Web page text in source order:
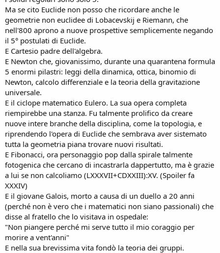
Ma se cito Euclide non posso che ricordare anche le
geometrie non euclidee di Lobacevskij e Riemann, che
nell'800 aprono a nuove prospettive semplicemente negando
il 5° postulati di Euclide.
E Cartesio padre dell'algebra.
E Newton che, giovanissimo, durante una quarantena formula
5 enormi pilastri: leggi della dinamica, ottica, binomio di
Newton, calcolo differenziale e la teoria della gravitazione
universale.
E il ciclope matematico Eulero. La sua opera completa
riempirebbe una stanza. Fu talmente prolifico da creare
nuove intere branche della disciplina, come la topologia, e
riprendendo l'opera di Euclide che sembrava aver sistemato
tutta la geometria piana trovare nuovi risultati.
E Fibonacci, ora personaggio pop dalla spirale talmente
fotogenica che cercano di incastrarla dappertutto, ma è grazie
a lui se non calcoliamo (LXXXVII+CDXXIII):XV. (Spoiler fa
XXXIV)
E il giovane Galois, morto a causa di un duello a 20 anni
(perché non è vero che i matematici non siano passionali) che
disse al fratello che lo visitava in ospedale:
"Non piangere perché mi serve tutto il mio coraggio per
morire a vent'anni"
E nella sua brevissima vita fondò la teoria dei gruppi.